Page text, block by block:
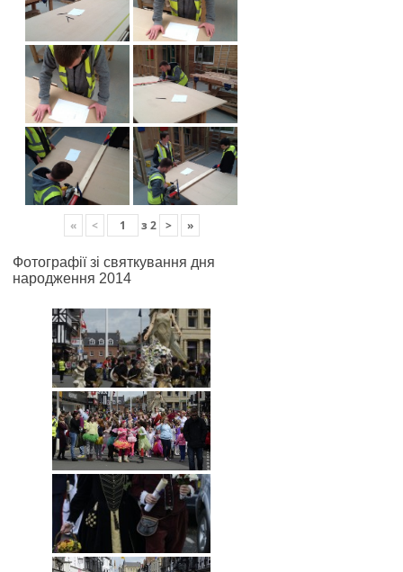
« < з 2 > »
Фотографії зі святкування дня
народження 2014